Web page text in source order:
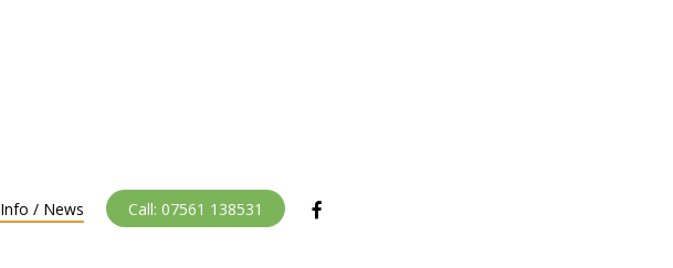
Info / News Call: 07561 138531 facebook